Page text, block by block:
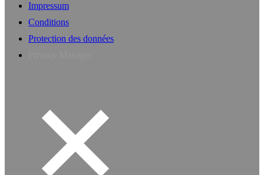
Impressum
Conditions
Protection des données